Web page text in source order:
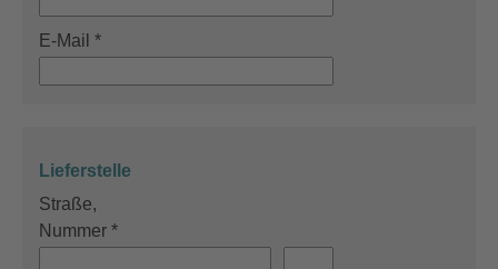
E-Mail *
Lieferstelle
Straße,
Nummer *